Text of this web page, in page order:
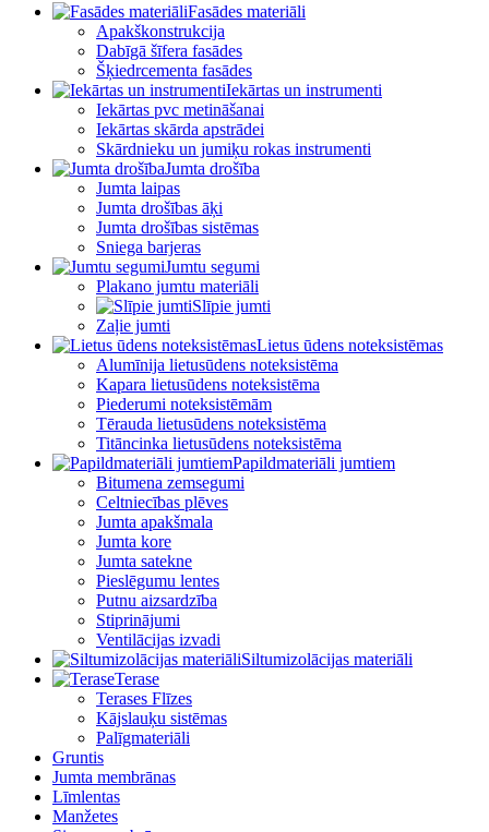
Fasādes materiāli
Apakškonstrukcija
Dabīgā šīfera fasādes
Šķiedrcementa fasādes
Iekārtas un instrumenti
Iekārtas pvc metināšanai
Iekārtas skārda apstrādei
Skārdnieku un jumiķu rokas instrumenti
Jumta drošība
Jumta laipas
Jumta drošības āķi
Jumta drošības sistēmas
Sniega barjeras
Jumtu segumi
Plakano jumtu materiāli
Slīpie jumti
Zaļie jumti
Lietus ūdens noteksistēmas
Alumīnija lietusūdens noteksistēma
Kapara lietusūdens noteksistēma
Piederumi noteksistēmām
Tērauda lietusūdens noteksistēma
Titāncinka lietusūdens noteksistēma
Papildmateriāli jumtiem
Bitumena zemsegumi
Celtniecības plēves
Jumta apakšmala
Jumta kore
Jumta satekne
Pieslēgumu lentes
Putnu aizsardzība
Stiprinājumi
Ventilācijas izvadi
Siltumizolācijas materiāli
Terase
Terases Flīzes
Kājslauķu sistēmas
Palīgmateriāli
Gruntis
Jumta membrānas
Līmlentas
Manžetes